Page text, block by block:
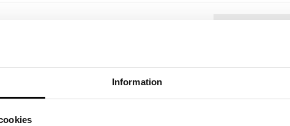
Information
på 2 olika sätt så att du kan anpassa passformen
på armarna genom att manuellt dra ut armarna
nyhet